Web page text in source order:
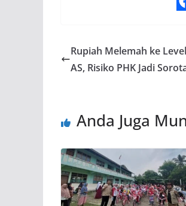
Rupiah Melemah ke
AS, Risiko PHK Jadi
Anda Juga